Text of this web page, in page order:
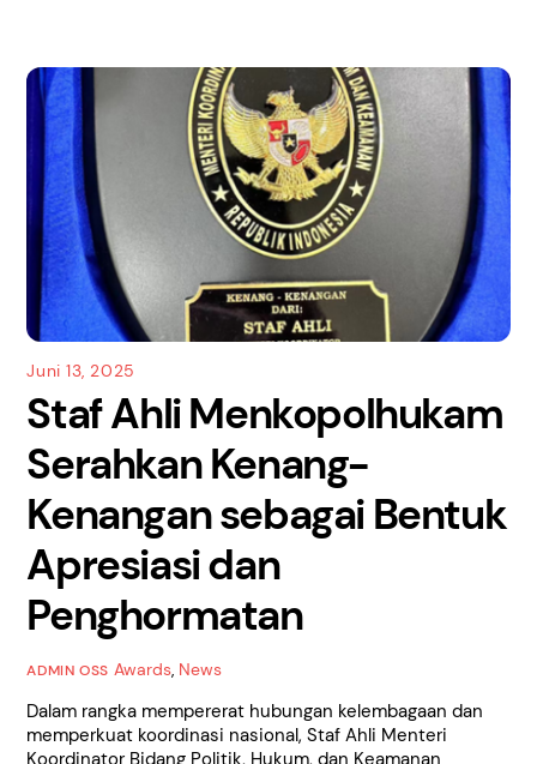
Juni 13, 2025
Staf Ahli Menkopolhukam
Serahkan Kenang-
Kenangan sebagai Bentuk
Apresiasi dan
Penghormatan
ADMIN OSS Awards, News
Dalam rangka mempererat hubungan kelembagaan dan
memperkuat koordinasi nasional, Staf Ahli Menteri